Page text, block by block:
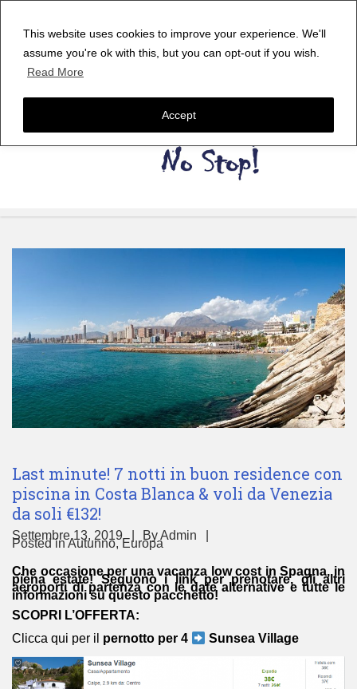
This website uses cookies to improve your experience. We'll
assume you're ok with this, but you can opt-out if you wish.
Read More
Accept
Last minute! 7 notti in buon residence con
piscina in Costa Blanca & voli da Venezia
da soli €132!
Settembre 13, 2019 ByAdmin
Posted inAutunno,Europa
Che occasione per una vacanza low cost in Spagna, in
piena estate! Seguono i link per prenotare, gli altri
aeroporti di partenza con le date alternative e tutte le
informazioni su questo pacchetto!
SCOPRI L’OFFERTA:
Clicca qui per il pernotto per 4 Sunsea Village